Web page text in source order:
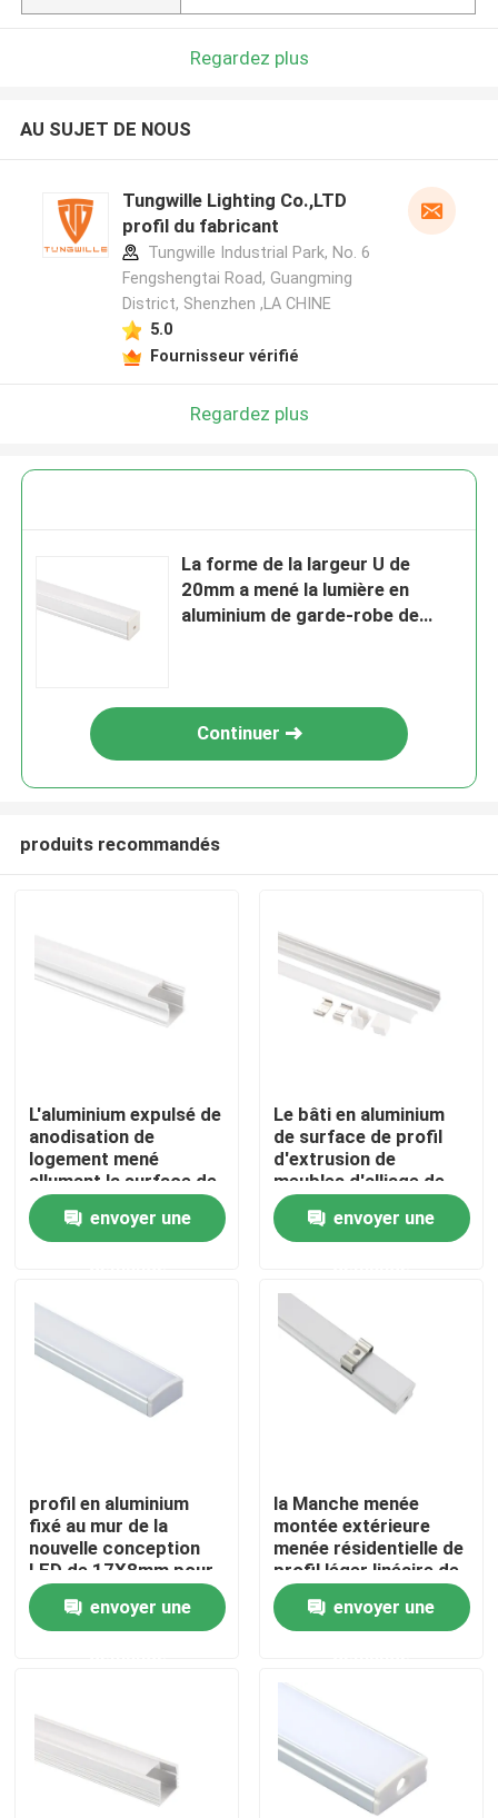
Maison
Produits
Au sujet de nous
Visite d'usine
Contactez-nous
Nouvelles
Profils enfoncés de LED
Profil de la plaque de plâtre LED
Regardez plus
AU SUJET DE NOUS
Tungwille Lighting Co.,LTD
profil du fabricant
Tungwille Industrial Park, No. 6
Fengshengtai Road, Guangming
District, Shenzhen ,LA CHINE
5.0
Fournisseur vérifié
Regardez plus
La forme de la largeur U de
20mm a mené la lumière en
aluminium de garde-robe de
Continuer
produits recommandés
L'aluminium expulsé de
anodisation de
logement mené
allumant la surface de
profil a monté
envoyer une
Le bâti en aluminium
de surface de profil
d'extrusion de
meubles d'alliage de
radiateur a mené la
lumière linéaire
envoyer une
profil en aluminium
fixé au mur de la
nouvelle conception
LED de 17X8mm pour
l'éclairage de cuisine
envoyer une
la Manche menée
montée extérieure
menée résidentielle de
profil léger linéaire de
17x15mm
envoyer une